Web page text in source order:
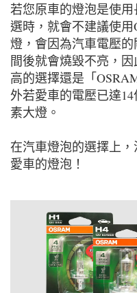
若您原車的燈泡是使
選時，就會不建議使
燈，會因為汽車電壓
間後就會燒毀不亮，
高的選擇還是「
外若愛車的電壓已達
素大燈。
在汽車燈泡的選擇上
愛車的燈泡！